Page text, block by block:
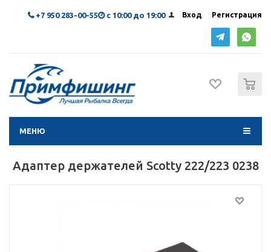
Вход Регистрация
+7 950 283-00-55 с 10:00 до 19:00
МЕНЮ
Адаптер держателей Scotty 222/223 0238